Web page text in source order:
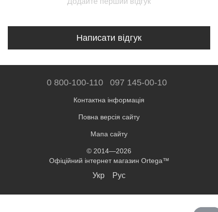
Написати відгук
0 800-100-110 097 145-00-10
Контактна інформація
Повна версія сайту
Мапа сайту
© 2014—2026
Офіційний інтернет магазин Ortega™
Укр Рус